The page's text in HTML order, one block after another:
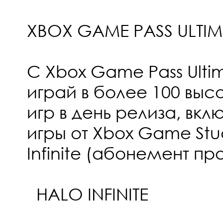
XBOX GAME PASS
С Xbox Game Pass
играй в более 100
игр в день релиза,
игры от Xbox Game
Infinite (абонемент
HALO INFINITE